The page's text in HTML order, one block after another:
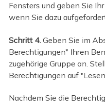
Fensters und geben Sie
wenn Sie dazu
Schritt 4.Geben Sie im
Berechtigungen" Ihren
zugehörige Gruppe an.
Berechtigungen auf
Nachdem Sie die